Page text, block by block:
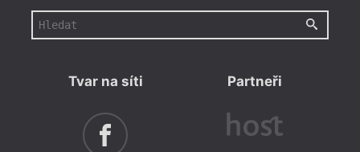
Tvar na síti Partneři